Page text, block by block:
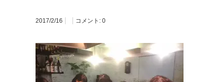
2017/2/16 コメント: 0